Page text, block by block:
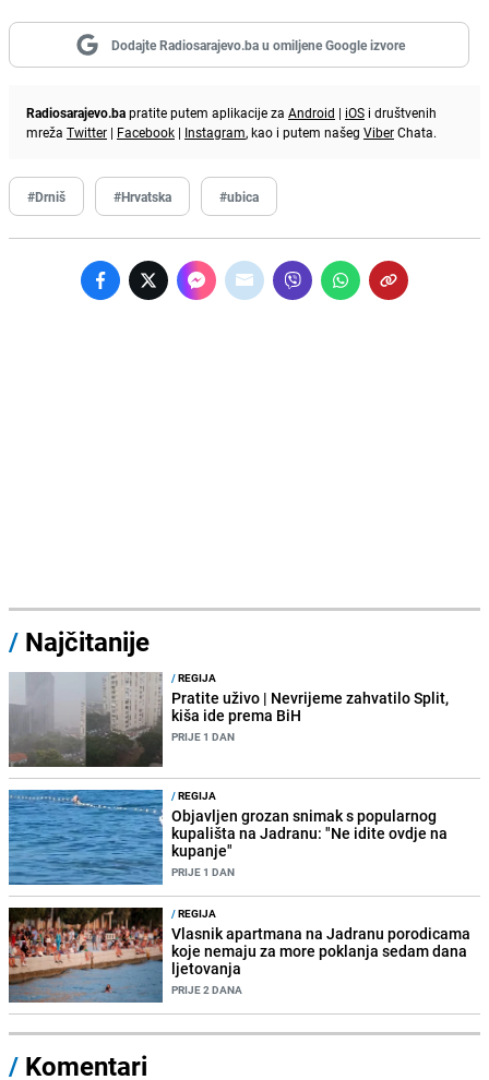
Dodajte Radiosarajevo.ba u omiljene Google izvore
Radiosarajevo.bapratite putem aplikacije za Android | iOS i društvenih
mreža Twitter | Facebook | Instagram, kao i putem našeg ViberChata.
#Drniš #Hrvatska #ubica
/ Najčitanije
/REGIJA
Pratite uživo | Nevrijeme zahvatilo Split,
kiša ide prema BiH
PRIJE 1 DAN
/REGIJA
Objavljen grozan snimak s popularnog
kupališta na Jadranu: "Ne idite ovdje na
kupanje"
PRIJE 1 DAN
/REGIJA
Vlasnik apartmana na Jadranu porodicama
koje nemaju za more poklanja sedam dana
ljetovanja
PRIJE 2 DANA
/ Komentari